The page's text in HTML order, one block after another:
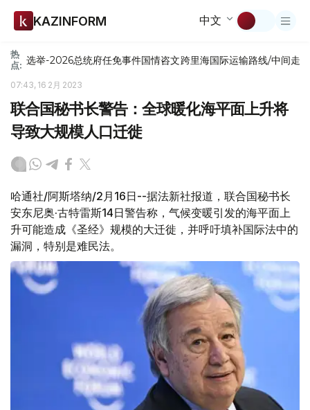
KAZINFORM 中文
热
点: 选举-2026总统府任免事件国情咨文跨里海国际运输路线/中间走廊
07:43, 16 2月 2023
联合国秘书长警告：全球暖化海平面上升将
导致大规模人口迁徙
哈通社/阿斯塔纳/2月16日--据法新社报道，联合国秘书长
安东尼奥·古特雷斯14日警告称，气候变暖引发的海平面上
升可能造成《圣经》规模的大迁徙，并呼吁填补国际法中的
漏洞，特别是难民法。